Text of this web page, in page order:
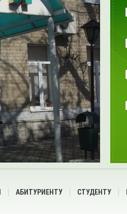
АБИТУРИЕНТУ СТУДЕНТУ